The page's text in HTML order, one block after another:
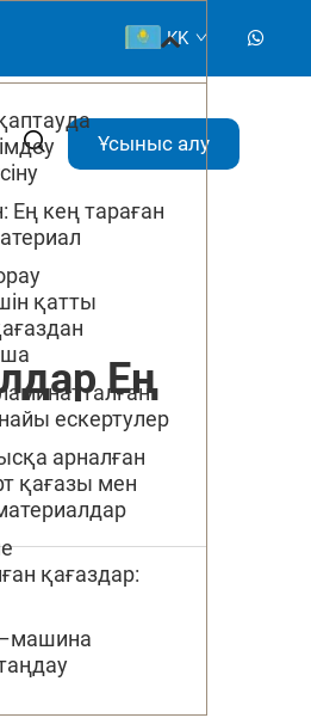
KK
Ұсыныс алу
Ең
Ең кең тараған
қатты
ескертулер
арналған
қағазы мен
қағаздар: